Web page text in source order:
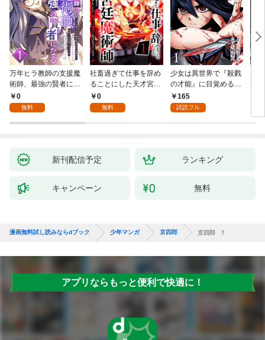
万年ヒラ教師の支援魔
術師、最強の賢者にな
る～不人気の支援魔術
師は給料泥棒だと魔術
が、出世した元教え子
0
無料
社畜過ぎて仕事を辞め
ることにした天才宮廷
魔術師～辺境の地でス
ローライフを夢見る
0
無料
少女は異世界で『殺戮
の才能』に目覚める
(話売り) #1
165
試読フル
者
新刊配信予定 ランキング
キャンペーン 無料
漫画無料試し読みならdブック 少年マンガ 京四郎 京四郎 7
アプリならもっと便利で快適に！